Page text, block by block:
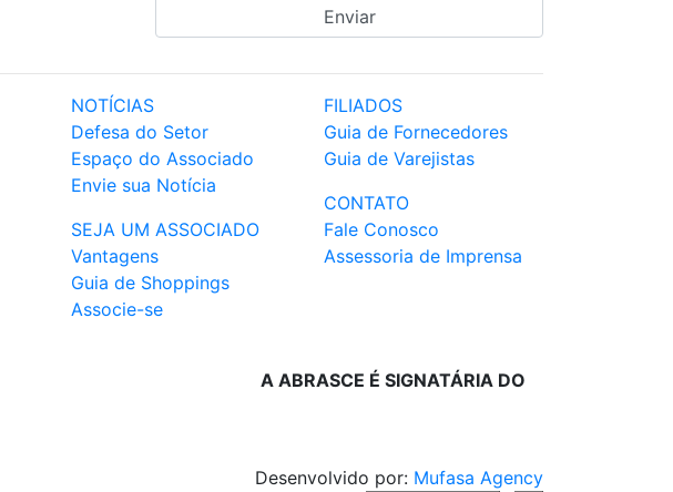
NOTÍCIAS
Defesa do Setor
Espaço do Associado
Envie sua Notícia
SEJA UM ASSOCIADO
Vantagens
Guia de Shoppings
Associe-se
FILIADOS
Guia de Fornecedores
Guia de Varejistas
CONTATO
Fale Conosco
Assessoria de Imprensa
A ABRASCE É SIGNATÁRIA DO
Desenvolvido por: Mufasa Agency